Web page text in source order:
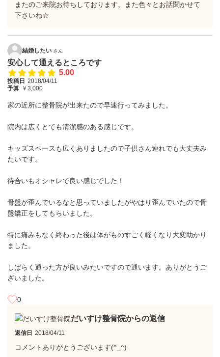
またのご来院お待ちしております。また色々とお話聞かせて
下さいね☆
結婚したい さん
安心して通えるところです
5.00
投稿日 2018/04/11
予算 ￥3,000
家の近所に整骨院が出来たので早速行ってみました。
院内は広くとても清潔感のある感じです。
キッズスペースも広くありましたので子供さん連れでも大丈夫み
たいです。
待合いもオシャレで良い感じでした！
骨盤が歪んでいるなと思っていましたがやはり歪んでいたので骨
盤矯正をしてもらいました。
特に痛みもなく終わった後は体がものすごく軽くなり大変助かり
ました。
しばらく通った方が良いみたいですので通います。ありがとうご
ざいました。
0
だいすけ整骨院からの返信
返信日 2018/04/11
コメントありがとうございます(^_^)